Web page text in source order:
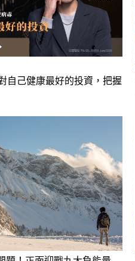
自己健康最好的投資，把握